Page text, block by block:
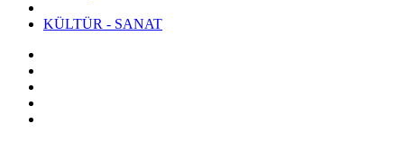
KÜLTÜR - SANAT